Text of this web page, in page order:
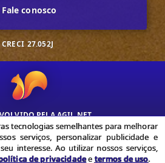
Fale conosco
CRECI 27.052J
PELAAGIL.NET
outras tecnologias semelhantes para
em nossos serviços, personalizar
conteúdo de seu interesse. Ao utilizar
tecnologias semelhantes para melhorar
serviços, personalizar publicidade e
interesse. Ao utilizar nossos serviços,
de privacidadeetermos de uso.